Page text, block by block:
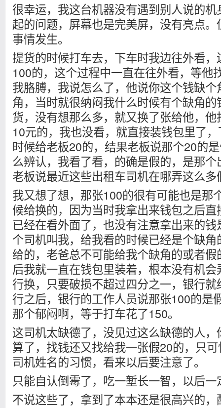
很幸运，我这台机器没有遇到别人说的
起的问题，屏幕也是完美屏，没有亮点
事情发生。
提货的时候打车去，下车时我边往外看
100的，这个过程中一直在往外看，等他
我胳膊，我说怎么了，他说你这个钱缺
角，当时就很纳闷我什么时候有个缺角
货，没有想那么多，就又换了张给他，
10元的，我也没看，就直接装钱包里了
时候给老板20的，结果老板说那个20的
么辨认，我看了看，的确是假的，是那
老板说最近这些出租车司机在哪弄这么多
我又想了想，那张100的很有可能也是那
候给换的，因为当时我拿出来钱包之后
已经在看外面了，也没有注意拿出来的
个司机叫我，给我看的时候已经是个缺
给的，老爸总不可能给我个缺角的或者
后我就一直在钱包里装着，根本没有机
行换，只要破损不超过四分之一，银行
行之后，银行的工作人员说那张100的是
那个郁闷啊，等于打车花了150。
这司机太缺德了，没见过这么缺德的人
算了，找钱还又找给我一张假20的，只
司机姓名的习惯，看来以后要注意了。
只能自认倒霉了，吃一堑长一智，以后
不说这些了，拿到了本本还是很高兴的，